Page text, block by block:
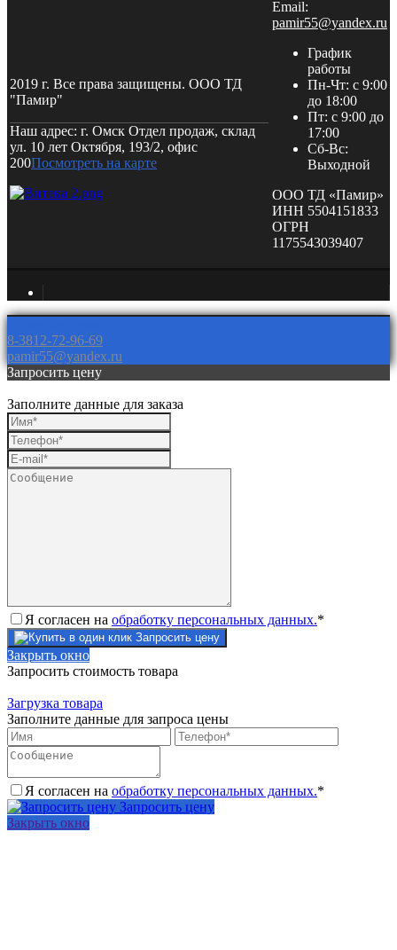
2019 г. Все права защищены. ООО ТД
"Памир"
Наш адрес: г. Омск Отдел продаж, склад
ул. 10 лет Октября, 193/2, офис
200Посмотреть на карте
Email:
pamir55@yandex.ru
График
работы
Пн-Чт: с 9:00
до 18:00
Пт: с 9:00 до
17:00
Сб-Вс:
Выходной
ООО ТД «Памир»
ИНН 5504151833
ОГРН
1175543039407
8-3812-72-96-69
pamir55@yandex.ru
Запросить цену
Заполните данные для заказа
Я согласен на обработку персональных данных.*
Запросить цену
Закрыть окно
Запросить стоимость товара
Загрузка товара
Заполните данные для запроса цены
Я согласен на обработку персональных данных.*
Запросить цену
Закрыть окно